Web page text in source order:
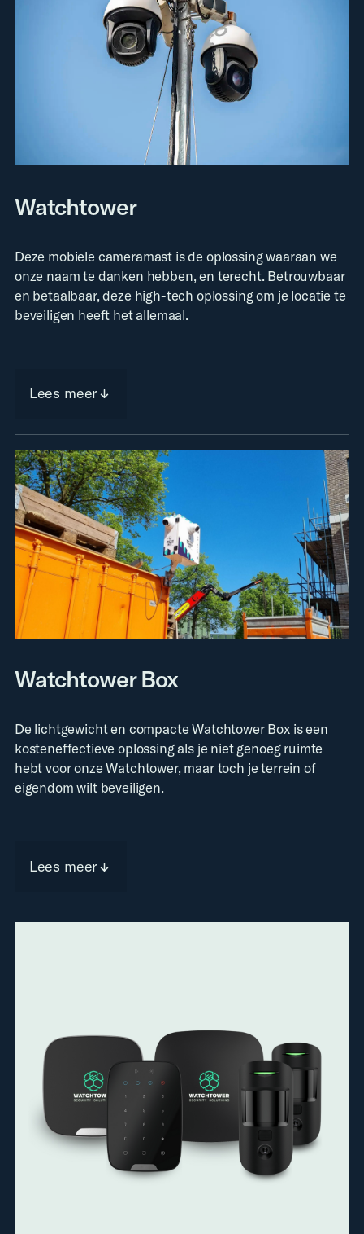
Watchtower
Deze mobiele cameramast is de oplossing waaraan we
onze naam te danken hebben, en terecht. Betrouwbaar
en betaalbaar, deze high-tech oplossing om je locatie te
beveiligen heeft het allemaal.
Lees meer
Watchtower Box
De lichtgewicht en compacte Watchtower Box is een
kosteneffectieve oplossing als je niet genoeg ruimte
hebt voor onze Watchtower, maar toch je terrein of
eigendom wilt beveiligen.
Lees meer